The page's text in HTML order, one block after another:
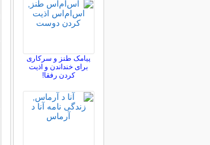
پیامک طنز و سرکاری
برای خنداندن و اذیت
کردن رفقا!